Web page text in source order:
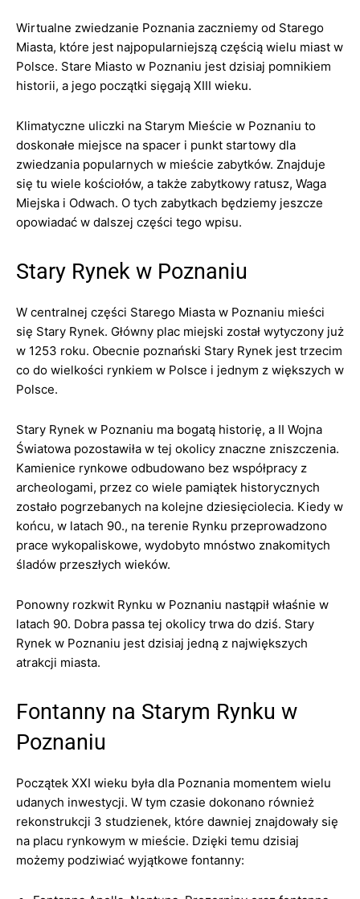
Wirtualne zwiedzanie Poznania zaczniemy od Starego
Miasta, które jest najpopularniejszą częścią wielu miast w
Polsce. Stare Miasto w Poznaniu jest dzisiaj pomnikiem
historii, a jego początki sięgają XIII wieku.
Klimatyczne uliczki na Starym Mieście w Poznaniu to
doskonałe miejsce na spacer i punkt startowy dla
zwiedzania popularnych w mieście zabytków. Znajduje
się tu wiele kościołów, a także zabytkowy ratusz, Waga
Miejska i Odwach. O tych zabytkach będziemy jeszcze
opowiadać w dalszej części tego wpisu.
Stary Rynek w Poznaniu
W centralnej części Starego Miasta w Poznaniu mieści
się Stary Rynek. Główny plac miejski został wytyczony już
w 1253 roku. Obecnie poznański Stary Rynek jest trzecim
co do wielkości rynkiem w Polsce i jednym z większych w
Polsce.
Stary Rynek w Poznaniu ma bogatą historię, a II Wojna
Światowa pozostawiła w tej okolicy znaczne zniszczenia.
Kamienice rynkowe odbudowano bez współpracy z
archeologami, przez co wiele pamiątek historycznych
zostało pogrzebanych na kolejne dziesięciolecia. Kiedy w
końcu, w latach 90., na terenie Rynku przeprowadzono
prace wykopaliskowe, wydobyto mnóstwo znakomitych
śladów przeszłych wieków.
Ponowny rozkwit Rynku w Poznaniu nastąpił właśnie w
latach 90. Dobra passa tej okolicy trwa do dziś. Stary
Rynek w Poznaniu jest dzisiaj jedną z największych
atrakcji miasta.
Fontanny na Starym Rynku w
Poznaniu
Początek XXI wieku była dla Poznania momentem wielu
udanych inwestycji. W tym czasie dokonano również
rekonstrukcji 3 studzienek, które dawniej znajdowały się
na placu rynkowym w mieście. Dzięki temu dzisiaj
możemy podziwiać wyjątkowe fontanny: